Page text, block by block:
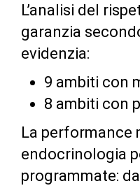
L’analisi del
garanzia
evidenzia:
9 ambiti con
8 ambiti con
La performance
endocrinologia
programmate: